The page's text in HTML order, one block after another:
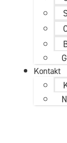
Kontakt